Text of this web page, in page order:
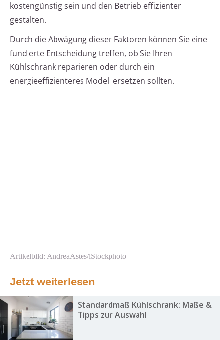
kostengünstig sein und den Betrieb effizienter
gestalten.
Durch die Abwägung dieser Faktoren können Sie eine
fundierte Entscheidung treffen, ob Sie Ihren
Kühlschrank reparieren oder durch ein
energieeffizienteres Modell ersetzen sollten.
Artikelbild: AndreaAstes/iStockphoto
Jetzt weiterlesen
Standardmaß Kühlschrank: Maße &
Tipps zur Auswahl